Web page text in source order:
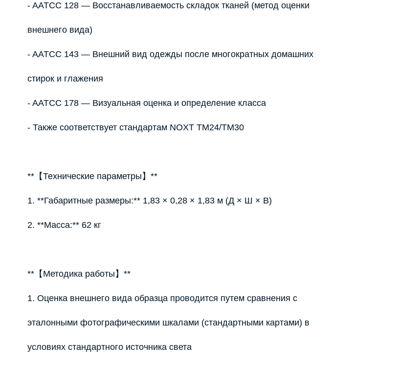
- AATCC 128 — Восстанавливаемость складок тканей (метод оценки
внешнего вида)
- AATCC 143 — Внешний вид одежды после многократных домашних
стирок и глажения
- AATCC 178 — Визуальная оценка и определение класса
- Также соответствует стандартам NOXT TM24/TM30
**【Технические параметры】**
1. **Габаритные размеры:** 1,83 × 0,28 × 1,83 м (Д × Ш × В)
2. **Масса:** 62 кг
**【Методика работы】**
1. Оценка внешнего вида образца проводится путем сравнения с
эталонными фотографическими шкалами (стандартными картами) в
условиях стандартного источника света